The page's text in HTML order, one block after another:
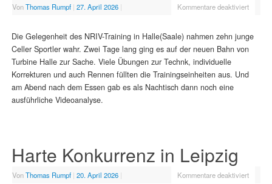
VonThomas Rumpf | 27. April 2026 | Kommentare deaktiviert
Die Gelegenheit des NRIV-Training in Halle(Saale) nahmen zehn junge
Celler Sportler wahr. Zwei Tage lang ging es auf der neuen Bahn von
Turbine Halle zur Sache. Viele Übungen zur Technk, individuelle
Korrekturen und auch Rennen füllten die Trainingseinheiten aus. Und
am Abend nach dem Essen gab es als Nachtisch dann noch eine
ausführliche Videoanalyse.
Harte Konkurrenz in Leipzig
VonThomas Rumpf | 20. April 2026 | Kommentare deaktiviert